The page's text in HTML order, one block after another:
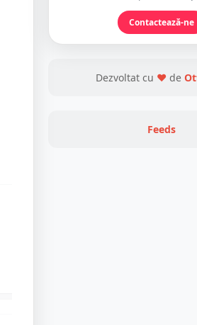
Contactează-ne
Dezvoltat cu ❤ de
Feeds